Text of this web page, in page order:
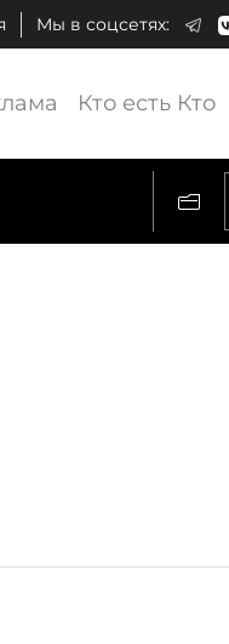
Мы в соцсетях:
Кто есть Кто